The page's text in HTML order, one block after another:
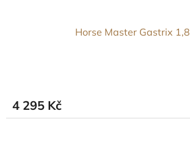
Horse Master Gastrix
4 295 Kč